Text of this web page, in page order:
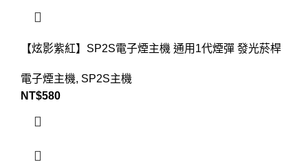
【炫影紫紅】SP2S電子煙主機 通用1代煙彈 發光菸桿
電子煙主機, SP2S主機
NT$580